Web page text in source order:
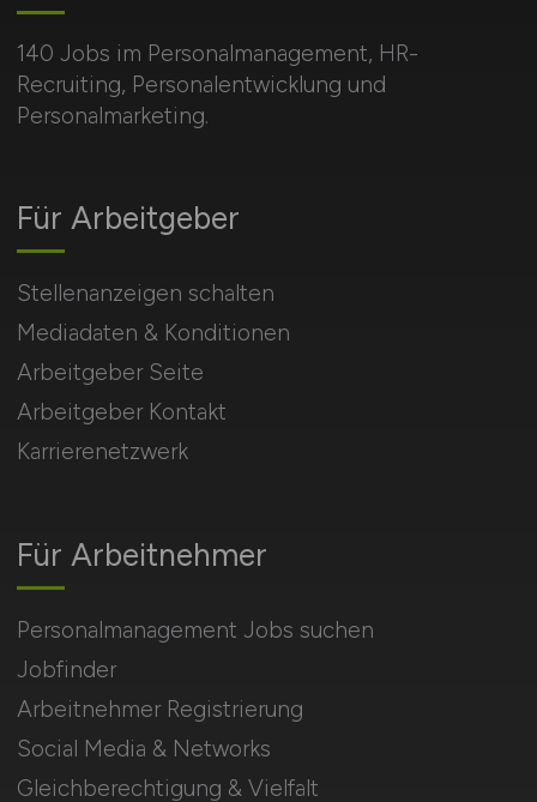
140 Jobs im Personalmanagement, HR-
Recruiting, Personalentwicklung und
Personalmarketing.
Für Arbeitnehmer
Personalmanagement Jobs suchen
Jobfinder
Arbeitnehmer Registrierung
Social Media & Networks
Gleichberechtigung & Vielfalt
Für Arbeitgeber
Stellenanzeigen schalten
Mediadaten & Konditionen
Arbeitgeber Seite
Arbeitgeber Kontakt
Karrierenetzwerk